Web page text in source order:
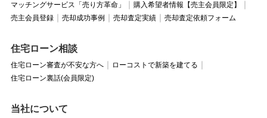
マッチングサービス「売り方革命」
購入希望者情報【売主会員限定】
売主会員登録
売却成功事例 売却査定実績 売却査定依頼フォーム
住宅ローン相談
住宅ローン審査が不安な方へ
ローコストで新築を建てる
住宅ローン裏話(会員限定)
当社について